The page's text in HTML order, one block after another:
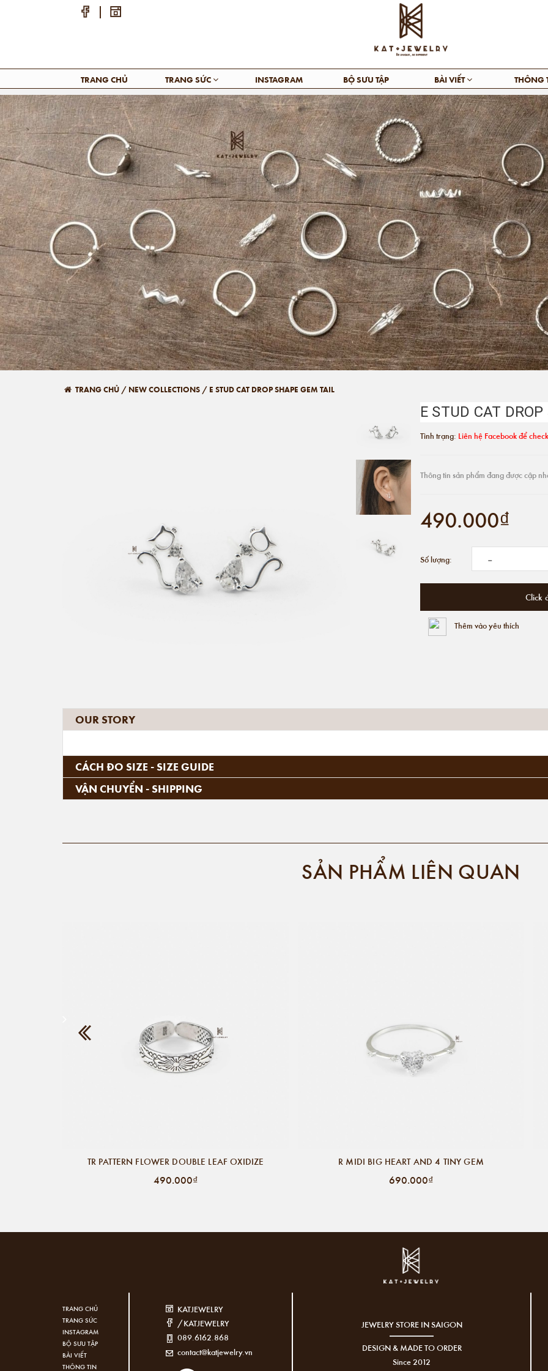
TRANG CHỦ TRANG SỨC INSTAGRAM BỘ SƯU TẬP BÀI VIẾT THÔNG
TRANG CHỦ / NEW COLLECTIONS / E STUD CAT DROP SHAPE GEM TAIL
E STUD CAT
Tình trạng: Liên hệ Facebook để
Thông tin sản phẩm đang được cập
490.000₫
Số lượng: -
Click
Thêm vào yêu thích
OUR STORY
CÁCH ĐO SIZE - SIZE GUIDE
VẬN CHUYỂN - SHIPPING
SẢN PHẨM LIÊN QUAN
TR PATTERN FLOWER DOUBLE LEAF OXIDIZE
490.000₫
R MIDI BIG HEART AND 4 TINY GEM
690.000₫
TRANG CHỦ
TRANG SỨC
INSTAGRAM
BỘ SƯU TẬP
BÀI VIẾT
THÔNG TIN
KATJEWELRY
/KATJEWELRY
089.6162.868
contact@katjewelry.vn
JEWELRY STORE IN SAIGON
DESIGN & MADE TO ORDER
Since 2012